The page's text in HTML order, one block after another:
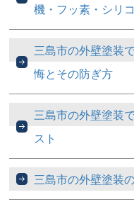
機・フッ素・シリ
三島市の外壁塗装
悔とその防ぎ方
三島市の外壁塗装
スト
三島市の外壁塗装